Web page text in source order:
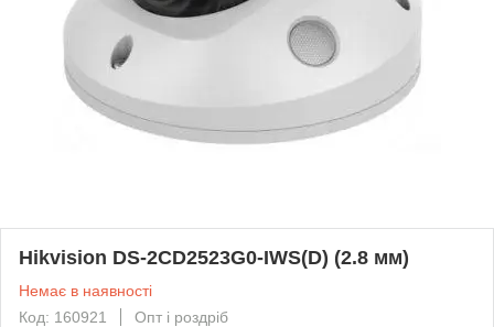
Hikvision DS-2CD2523G0-IWS(D) (2.8 мм)
Немає в наявності
Код: 160921
Опт і роздріб